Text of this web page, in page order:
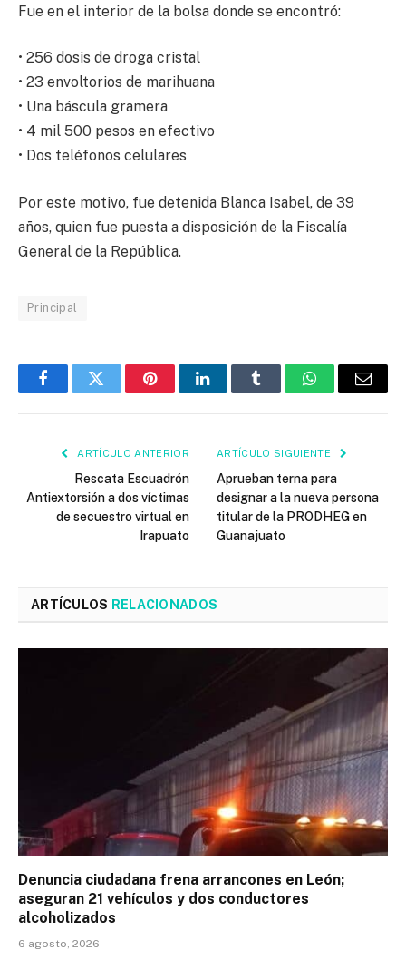
Fue en el interior de la bolsa donde se encontró:
• 256 dosis de droga cristal
• 23 envoltorios de marihuana
• Una báscula gramera
• 4 mil 500 pesos en efectivo
• Dos teléfonos celulares
Por este motivo, fue detenida Blanca Isabel, de 39
años, quien fue puesta a disposición de la Fiscalía
General de la República.
Principal
FacebookTwitter PinterestLinkedInTumblr WhatsAppEmail
ARTÍCULO ANTERIOR
Rescata Escuadrón
Antiextorsión a dos víctimas
de secuestro virtual en
Irapuato
ARTÍCULO SIGUIENTE
Aprueban terna para
designar a la nueva persona
titular de la PRODHEG en
Guanajuato
ARTÍCULOS RELACIONADOS
Denuncia ciudadana frena arrancones en León;
aseguran 21 vehículos y dos conductores
alcoholizados
6 agosto, 2026